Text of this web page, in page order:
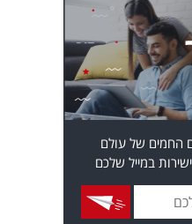
החמים של עולם
במייל שלכם